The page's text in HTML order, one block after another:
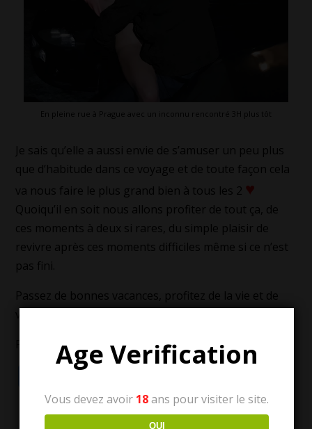
En pleine rue à Prague avec un inconnu rencontré 3H plus tôt
Je sais qu’elle a aussi envie de s’amuser un peu plus
que d’habitude dans ce voyage et de toute façon cela
va nous faire le plus grand bien à tous les 2 ♥
Quoiqu’il en soit nous allons profiter de tout ça, de
ces moments à deux si rares, du simple plaisir de
revivre après ces moments difficiles même si ce n’est
pas fini.
Passez de bonnes vacances, profitez de la vie et de
Partager :
Bluesky
Reddit
AmanteLilli; Hotwife; Wife Sharing
Age Verification
Vous devez avoir 18ans pour visiter le site.
OUI